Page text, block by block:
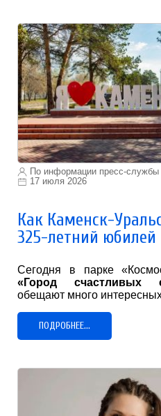
По информации пресс-службы
17 июля 2026
Как Каменск-
325-летний юбилей
Сегодня в парке
«Город счастливых
обещают много
ПОДРОБНЕЕ...